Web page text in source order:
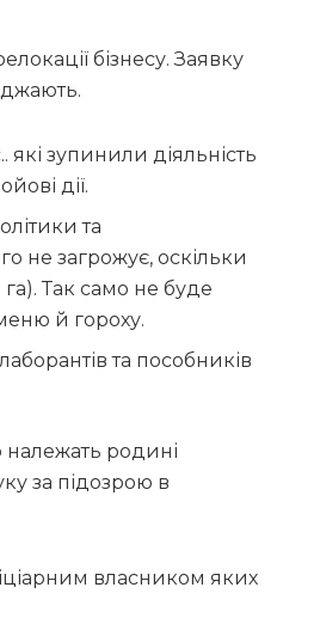
бізнесу. Заявку
зупинили діяльність
дії.
та
не загрожує, оскільки
Так само не буде
й гороху.
та пособників
належать родині
за підозрою в
власником яких